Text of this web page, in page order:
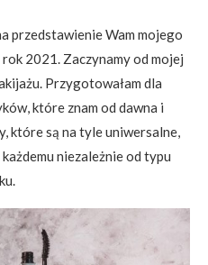
przedstawienie Wam mojego
2021. Zaczynamy od mojej
Przygotowałam dla
które znam od dawna i
które są na tyle uniwersalne,
niezależnie od typu